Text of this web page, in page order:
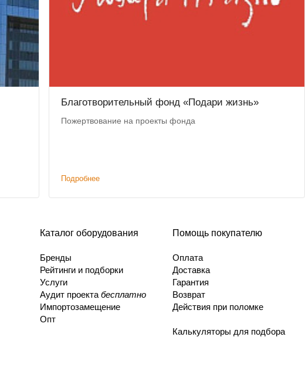
Благотворительный фонд «Подари жизнь»
Пожертвование на проекты фонда
Подробнее
Каталог оборудования
Бренды
Рейтинги и подборки
Услуги
Аудит проекта бесплатно
Импортозамещение
Опт
Помощь покупателю
Оплата
Доставка
Гарантия
Возврат
Действия при поломке
Калькуляторы для подбора